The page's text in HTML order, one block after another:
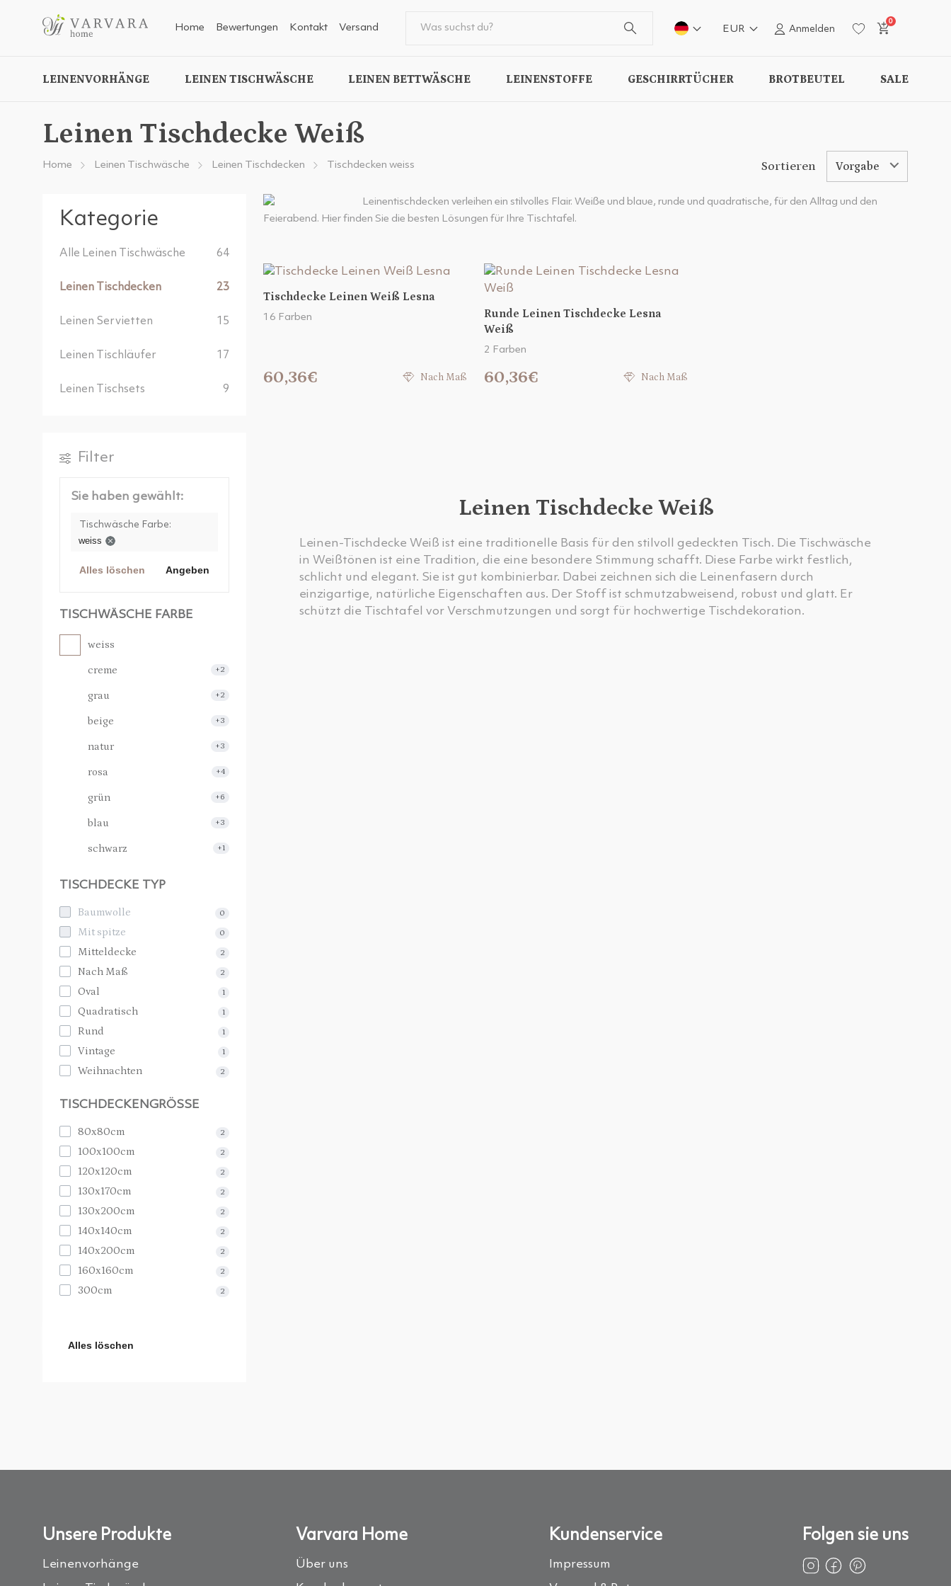
Home Bewertungen Kontakt Versand EUR Anmelden
0
LEINENVORHÄNGE LEINEN TISCHWÄSCHE LEINEN BETTWÄSCHE LEINENSTOFFE GESCHIRRTÜCHER BROTBEUTEL SALE
Leinen Tischdecke Weiß
Home Leinen Tischwäsche Leinen Tischdecken Tischdecken weiss
Kategorie
Alle Leinen Tischwäsche 64
Leinen Tischdecken 23
Leinen Servietten 15
Leinen Tischläufer 17
Leinen Tischsets 9
Filter
Sie haben gewählt:
Tischwäsche Farbe:
weiss
Alles löschen Angeben
TISCHWÄSCHE FARBE
weiss
creme +2
grau +2
beige +3
natur +3
rosa +4
grün +6
blau +3
schwarz +1
TISCHDECKE TYP
Baumwolle 0
Mit spitze 0
Mitteldecke 2
Nach Maß 2
Oval 1
Quadratisch 1
Rund 1
Vintage 1
Weihnachten 2
TISCHDECKENGRÖSSE
80х80cm 2
100х100cm 2
120х120cm 2
130х170cm 2
130х200cm 2
140х140cm 2
140х200cm 2
160х160cm 2
300cm 2
Alles löschen
Sortieren Vorgabe
Leinentischdecken verleihen ein stilvolles Flair. Weiße und blaue, runde und quadratische, für den Alltag und den
Feierabend. Hier finden Sie die besten Lösungen für Ihre Tischtafel.
Tischdecke Leinen Weiß Lesna
16 Farben
60,36€ Nach Maß
Runde Leinen Tischdecke Lesna
Weiß
2 Farben
60,36€ Nach Maß
Leinen Tischdecke Weiß
Leinen-Tischdecke Weiß ist eine traditionelle Basis für den stilvoll gedeckten Tisch. Die Tischwäsche
in Weißtönen ist eine Tradition, die eine besondere Stimmung schafft. Diese Farbe wirkt festlich,
schlicht und elegant. Sie ist gut kombinierbar. Dabei zeichnen sich die Leinenfasern durch
einzigartige, natürliche Eigenschaften aus. Der Stoff ist schmutzabweisend, robust und glatt. Er
schützt die Tischtafel vor Verschmutzungen und sorgt für hochwertige Tischdekoration.
Unsere Produkte
Leinenvorhänge
Varvara Home
Über uns
Kundenservice
Impressum
Folgen sie uns